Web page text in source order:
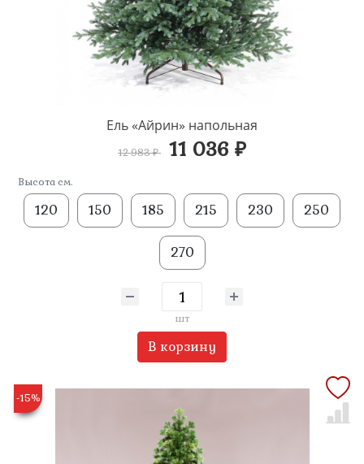
Ель «Айрин» напольная
12 983 ₽ 11 036 ₽
Высота см.
120 150 185 215 230 250
270
шт
В корзину
-15%